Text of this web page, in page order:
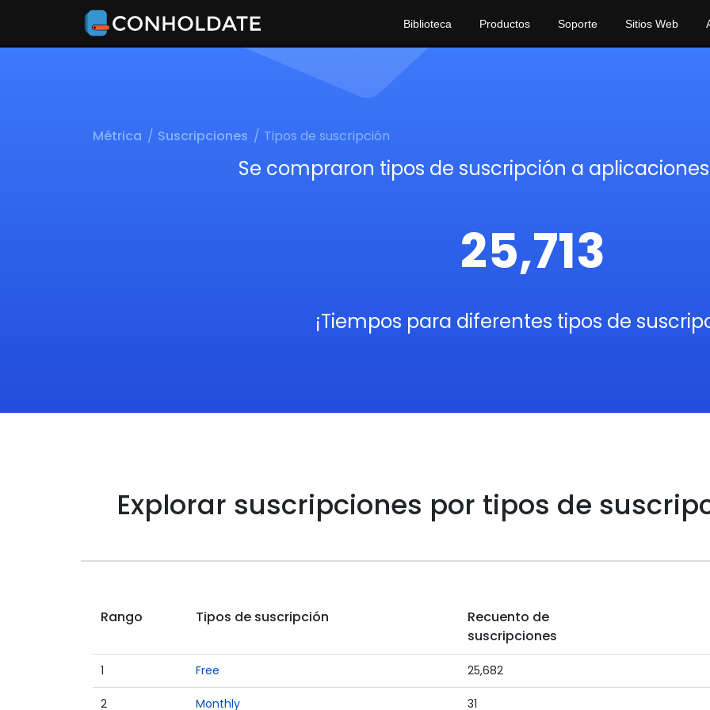
Biblioteca Productos Soporte Sitios Web
Métrica Suscripciones Tipos de suscripción
Se compraron tipos de suscripción a
25,713
¡Tiempos para diferentes tipos de
Explorar suscripciones por tipos de
Rango Tipos de suscripción
Recuento de
suscripciones
1 Free 25,682
2 Monthly 31